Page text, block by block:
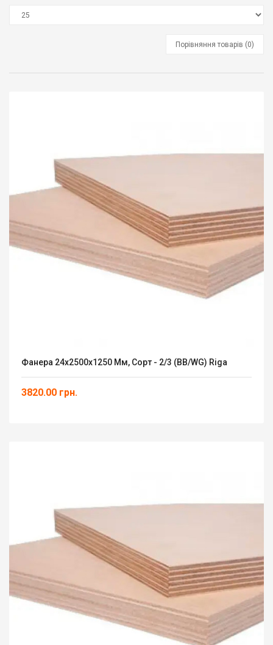
Порівняння товарів (0)
Фанера 24х2500х1250 Мм, Сорт - 2/3 (ВВ/WG) Riga
3820.00 грн.